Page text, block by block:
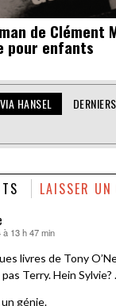
de Clément
pour enfants
HANSEL
LAISSER UN
13 h 47 min
livres de Tony
Terry. Hein
génie.